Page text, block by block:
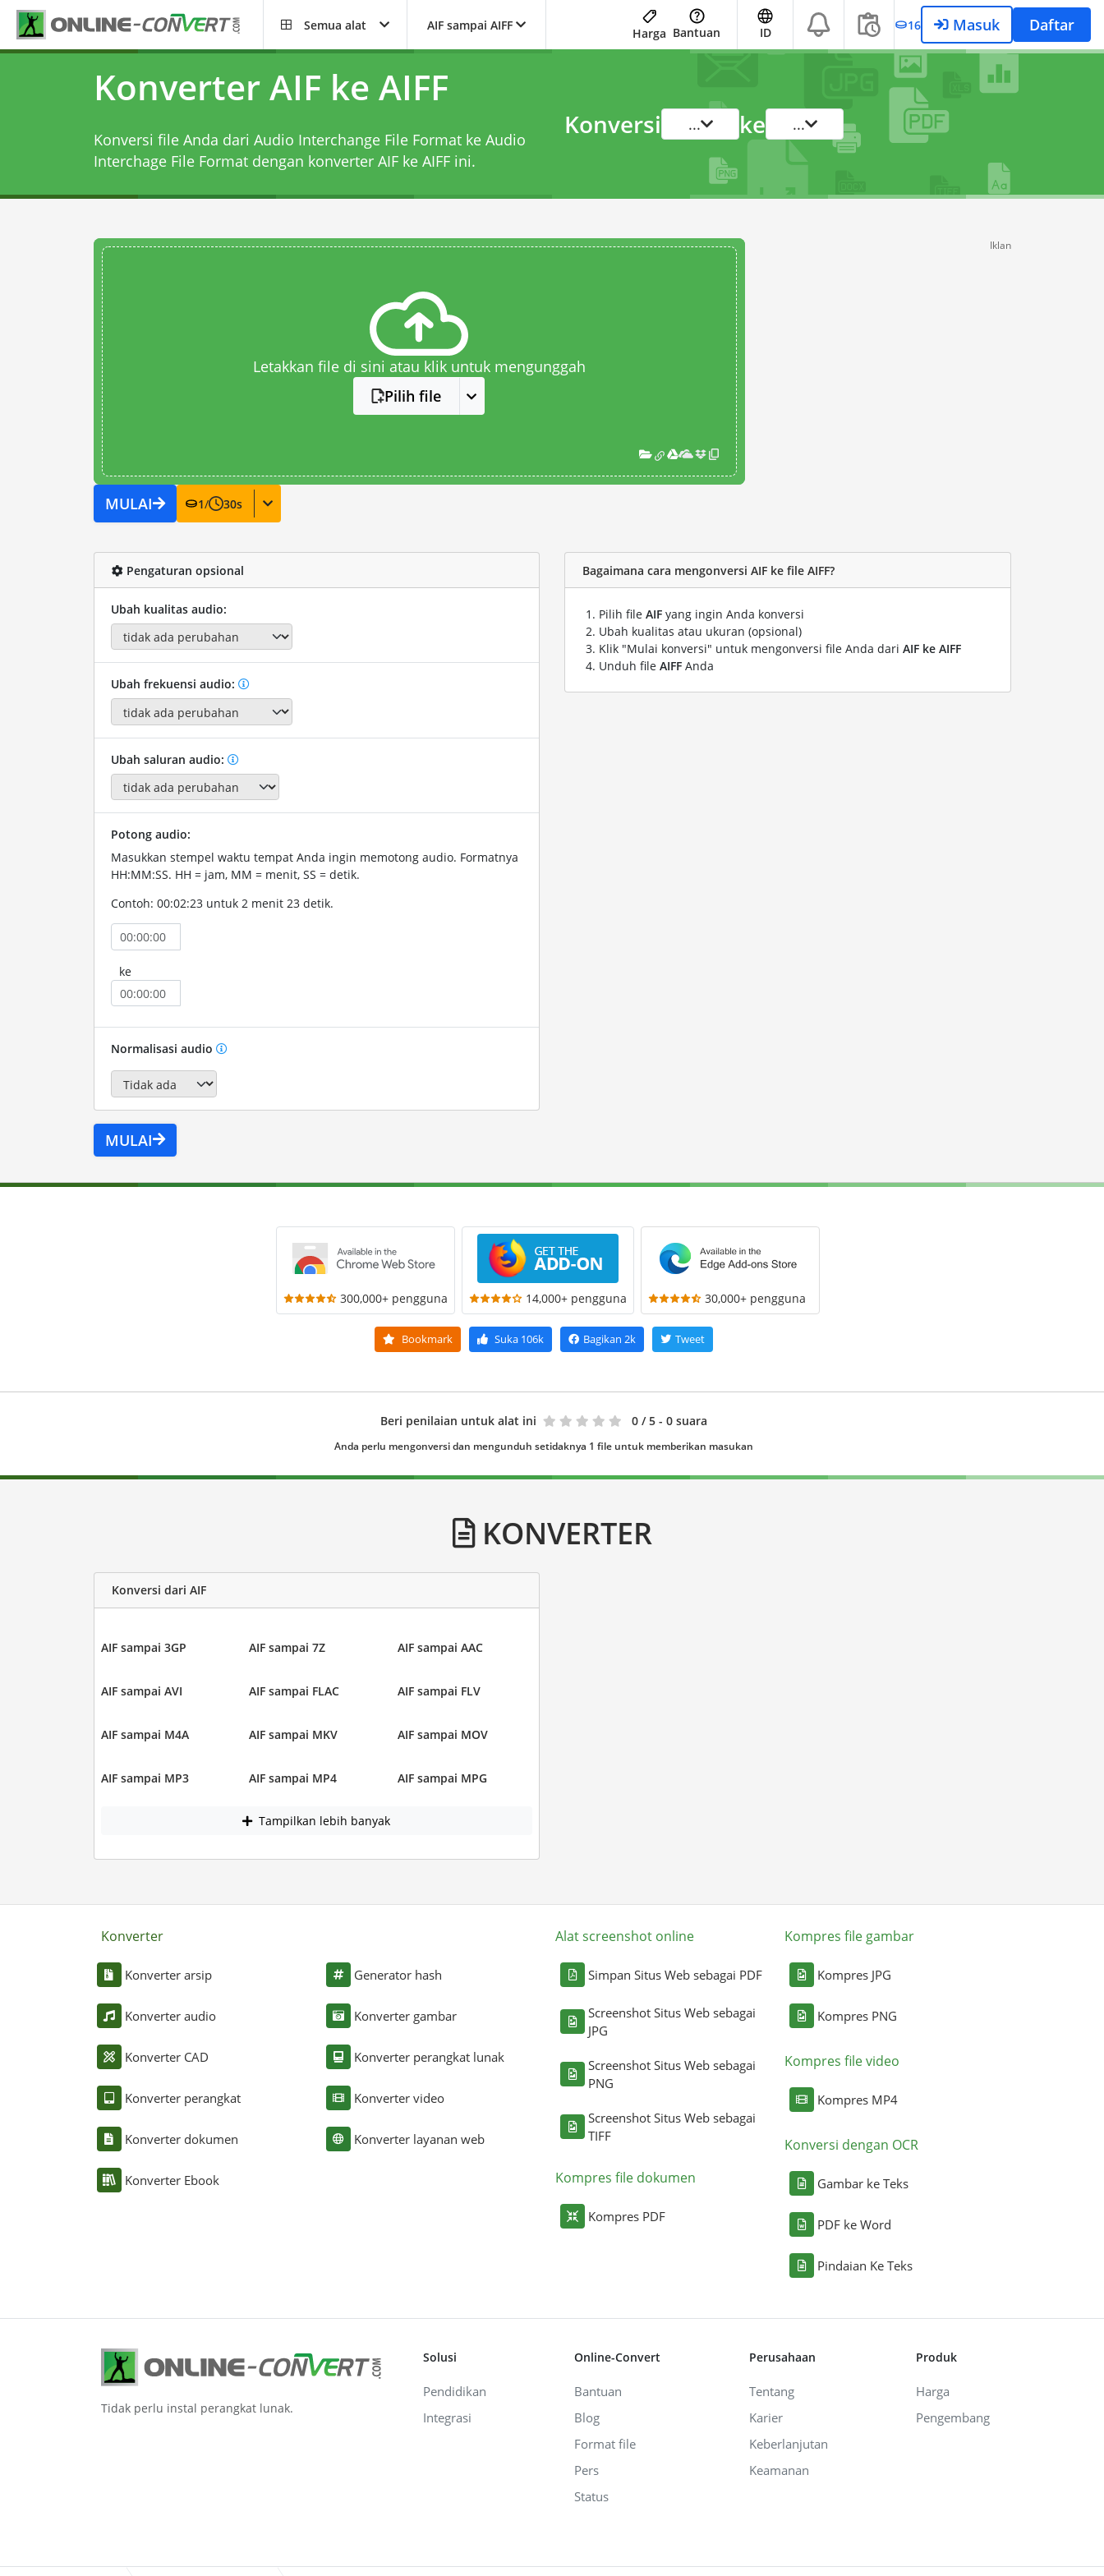
Semua alat AIF sampai AIFF
Harga Bantuan ID 16 Masuk Daftar
Konverter AIF ke AIFF
Konversi file Anda dari Audio Interchange File Format ke Audio
Interchage File Format dengan konverter AIF ke AIFFini.
Konversi ... ke ...
Letakkan file di sini atau klik untuk mengunggah
Pilih file
MULAI 1/ 30s
Iklan
Pengaturan opsional
Ubah kualitas audio:
Ubah frekuensi audio:
Ubah saluran audio:
Potong audio:
Masukkan stempel waktu tempat Anda ingin memotong audio. Formatnya
HH:MM:SS. HH = jam, MM = menit, SS = detik.
Contoh: 00:02:23 untuk 2 menit 23 detik.
ke
Normalisasi audio
MULAI
Bagaimana cara mengonversi AIF ke file AIFF?
Pilih file AIF yang ingin Anda konversi
Ubah kualitas atau ukuran (opsional)
Klik "Mulai konversi" untuk mengonversi file Anda dari AIF ke AIFF
Unduh file AIFF Anda
300,000+ pengguna 14,000+ pengguna 30,000+ pengguna
Bookmark Suka 106k Bagikan 2k Tweet
Beri penilaian untuk alat ini 0 / 5 - 0 suara
Anda perlu mengonversi dan mengunduh setidaknya 1 file untuk memberikan masukan
KONVERTER
Konversi dari AIF
AIF sampai 3GP AIF sampai 7Z AIF sampai AAC
AIF sampai AVI AIF sampai FLAC AIF sampai FLV
AIF sampai M4A AIF sampai MKV AIF sampai MOV
AIF sampai MP3 AIF sampai MP4 AIF sampai MPG
Tampilkan lebih banyak
Konverter
Konverter arsip
Konverter audio
Konverter CAD
Konverter perangkat
Konverter dokumen
Konverter Ebook
Generator hash
Konverter gambar
Konverter perangkat lunak
Konverter video
Konverter layanan web
Alat screenshot online
Simpan Situs Web sebagai PDF
Screenshot Situs Web sebagai
JPG
Screenshot Situs Web sebagai
PNG
Screenshot Situs Web sebagai
TIFF
Kompres file dokumen
Kompres PDF
Kompres file gambar
Kompres JPG
Kompres PNG
Kompres file video
Kompres MP4
Konversi dengan OCR
Gambar ke Teks
PDF ke Word
Pindaian Ke Teks
Tidak perlu instal perangkat lunak.
Solusi
Pendidikan
Integrasi
Online-Convert
Bantuan
Blog
Format file
Pers
Status
Perusahaan
Tentang
Karier
Keberlanjutan
Keamanan
Produk
Harga
Pengembang